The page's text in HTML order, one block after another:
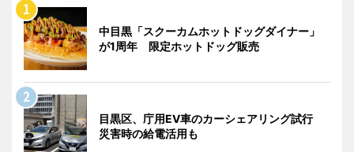
中目黒「スクーカムホットドッグダイナー」
が1周年 限定ホットドッグ販売
目黒区、庁用EV車のカーシェアリング試行
災害時の給電活用も